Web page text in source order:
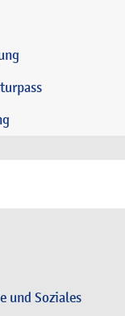
und Soziales